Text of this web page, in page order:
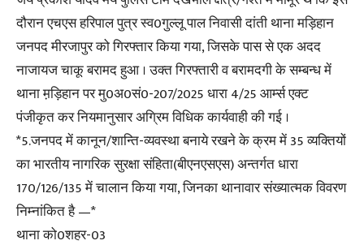
दौरान एचएस हरिपाल पुत्र स्व0गुल्लू पाल निवासी दांती थाना मड़िहान
जनपद मीरजापुर को गिरफ्तार किया गया, जिसके पास से एक अदद
नाजायज चाकू बरामद हुआ । उक्त गिरफ्तारी व बरामदगी के सम्बन्ध में
थाना म़ड़िहान पर मु0अ0सं0-207/2025 धारा 4/25 आर्म्स एक्ट
पंजीकृत कर नियमानुसार अग्रिम विधिक कार्यवाही की गई ।
*5.जनपद में कानून/शान्ति-व्यवस्था बनाये रखने के क्रम में 35 व्यक्तियों
का भारतीय नागरिक सुरक्षा संहिता(बीएनएसएस) अन्तर्गत धारा
170/126/135 में चालान किया गया, जिनका थानावार संख्यात्मक विवरण
निम्नांकित है —*
थाना को0शहर-03